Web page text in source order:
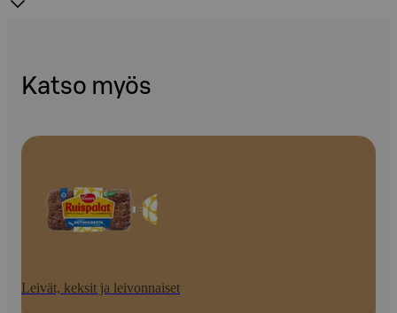
Katso myös
Leivät, keksit ja leivonnaiset